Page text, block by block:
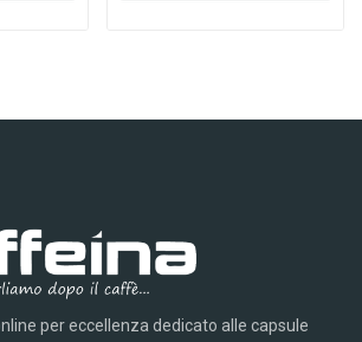
per eccellenza dedicato alle capsule